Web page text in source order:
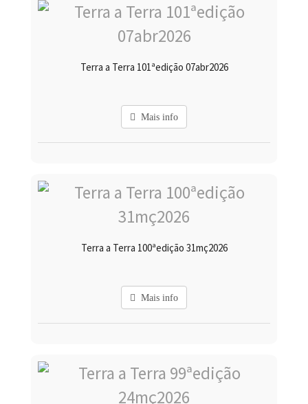
Terra a Terra 101ªedição 07abr2026
Mais info
Terra a Terra 100ªedição 31mç2026
Mais info